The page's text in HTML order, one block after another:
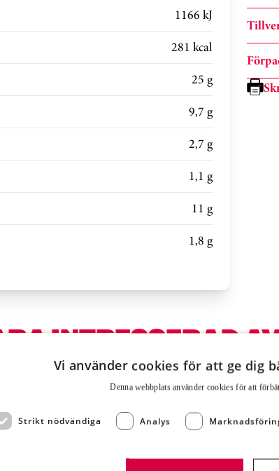
1166 kJ
281 kcal
25 g
9,7 g
2,7 g
1,1 g
11 g
1,8 g
INTRESSERAD
Vi använder cookies för att ge dig
Denna webbplats använder cookies för att
Strikt nödvändiga Analys